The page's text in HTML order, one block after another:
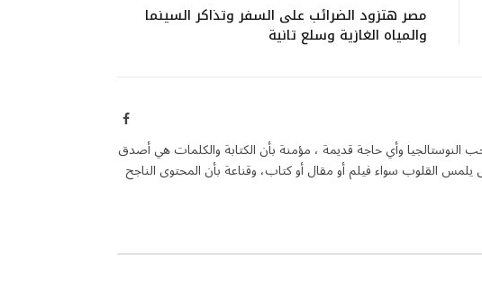
مصر هتزود الضرائب على السفر وتذاكر السينما
والمياه الغازية وسلع تانية
فيسبوك
النوستالجيا وأي حاجة قديمة ، مؤمنة بأن الكتابة والكلمات هي أصدق
القلوب سواء فيلم أو مقال أو كتاب، وقناعة بأن المحتوى الناجح